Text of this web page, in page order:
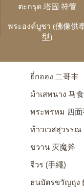
ตะกรุด 塔固 符管
พระองค์บูชา (佛像供
型)
ยี่กอฮง 二哥丰
ม้าเสพนาง 马
พระพรหม 四面
ท้าวเวสสุวรรณ
ขวาน 灭魔斧
จีวร (手繩)
ธนบัตรขวัญถุง